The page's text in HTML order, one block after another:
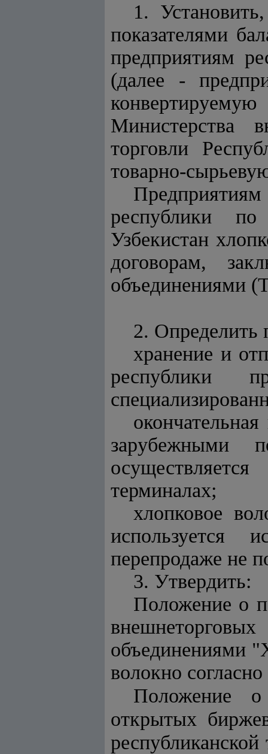
1.
показателями
предприятиям
(далее -
Министерства
торговли
товарно-
республики
Узбекистан
договорам,
объединениями
2. Определить
хранение и
республики
зарубежными
терминалах;
хлопковое
используется
перепродаже не
3. Утвердить:
Положение о
объединениями
волокно согласно
Положение о
открытых